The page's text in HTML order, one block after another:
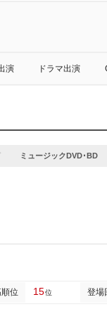
演 ドラマ出演
ミュージックDVD･BD
位 15位 登場